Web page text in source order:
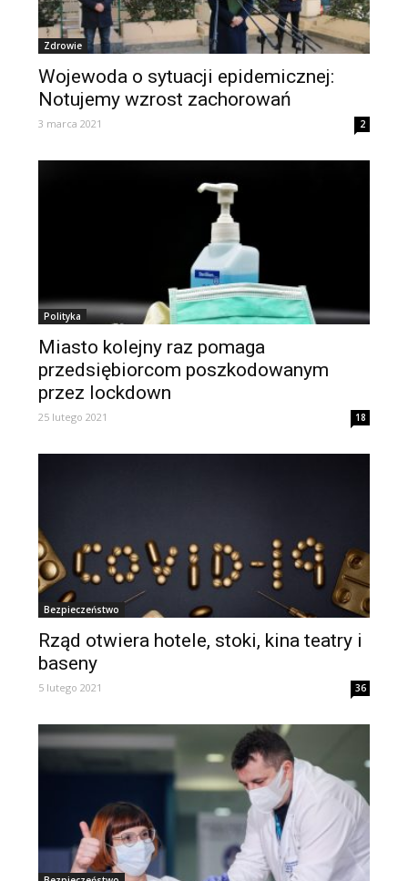
Zdrowie
Wojewoda o sytuacji epidemicznej:
Notujemy wzrost zachorowań
3 marca 2021 2
Polityka
Miasto kolejny raz pomaga
przedsiębiorcom poszkodowanym
przez lockdown
25 lutego 2021 18
Bezpieczeństwo
Rząd otwiera hotele, stoki, kina teatry i
baseny
5 lutego 2021 36